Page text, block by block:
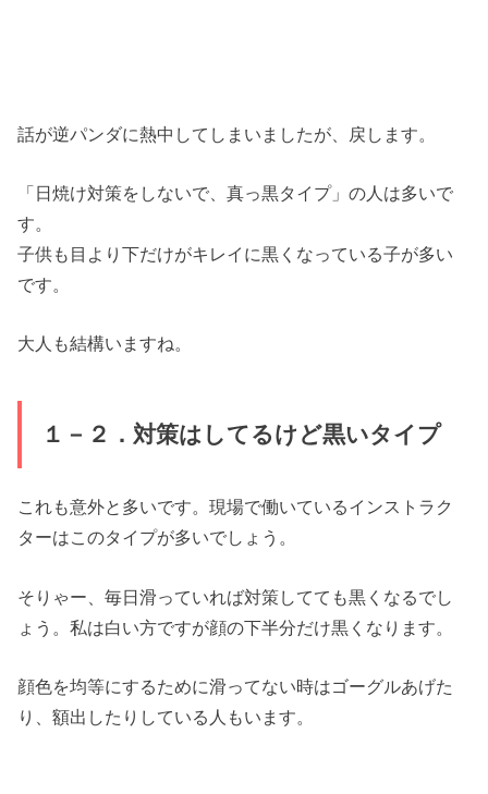
話が逆パンダに熱中してしまいましたが、戻します。
「日焼け対策をしないで、真っ黒タイプ」の人は多いで
す。
子供も目より下だけがキレイに黒くなっている子が多い
です。
大人も結構いますね。
１－２．対策はしてるけど黒いタイプ
これも意外と多いです。現場で働いているインストラク
ターはこのタイプが多いでしょう。
そりゃー、毎日滑っていれば対策してても黒くなるでし
ょう。私は白い方ですが顔の下半分だけ黒くなります。
顔色を均等にするために滑ってない時はゴーグルあげた
り、額出したりしている人もいます。